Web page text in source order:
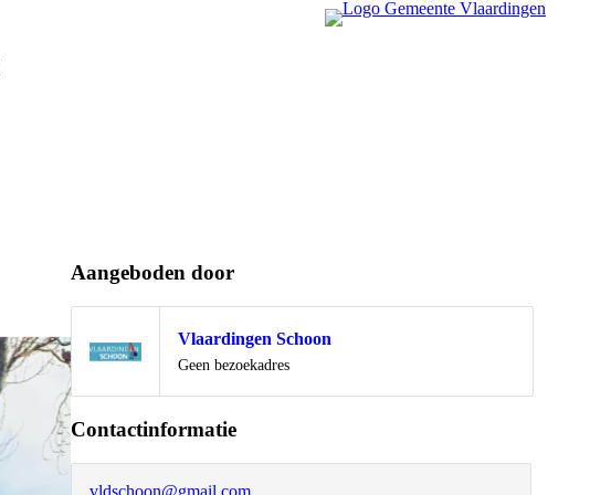
Aangeboden door
Vlaardingen Schoon
Locatie
Geen bezoekadres
Contactinformatie
vldschoon@gmail.com